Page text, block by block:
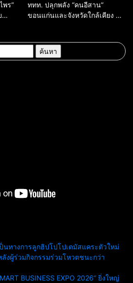
ร”
ททท. ปลุกพลัง “คนอีสาน”
ขอนแก่นและจังหวัดใกล้เคียง สู่
คุณค่าสูงอย่างมีความหมาย
นทางการลูกฮิปโปโปเตมัสแคระตัวใหม่
งผู้ร่วมกิจกรรมร่วมโหวตชนะกว่า
BUSINESS EXPO 2026” ยิ่งใหญ่